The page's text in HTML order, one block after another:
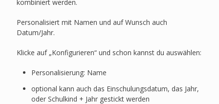
kombiniert werden.
Personalisiert mit Namen und auf Wunsch auch
Datum/Jahr.
Klicke auf „Konfigurieren“ und schon kannst du auswählen:
Personalisierung: Name
optional kann auch das Einschulungsdatum, das Jahr,
oder Schulkind + Jahr gestickt werden